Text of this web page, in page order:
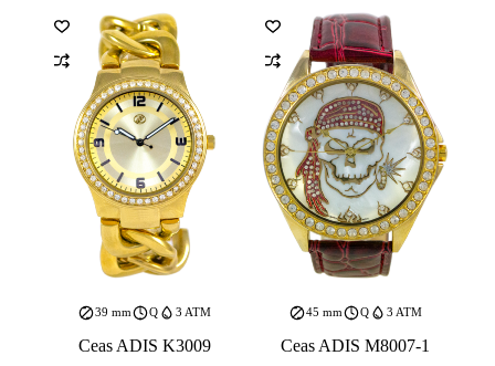
39 mm Q 3 ATM
Ceas ADIS K3009
45 mm Q 3 ATM
Ceas ADIS M8007-1